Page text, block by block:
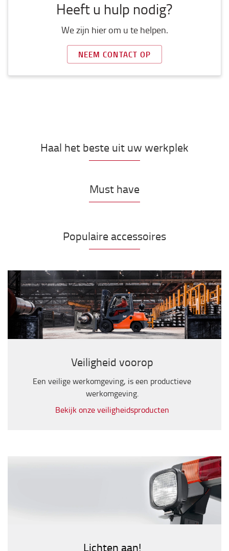
Heeft u hulp nodig?
We zijn hier om u te helpen.
NEEM CONTACT OP
Haal het beste uit uw werkplek
Must have
Populaire accessoires
Veiligheid voorop
Een veilige werkomgeving, is een productieve
werkomgeving.
Bekijk onze veiligheidsproducten
Lichten aan!